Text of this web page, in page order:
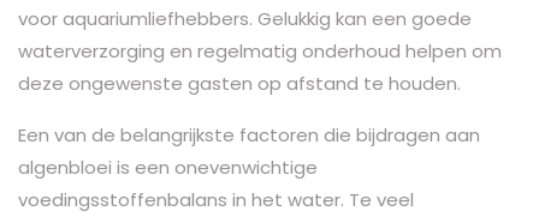
voor aquariumliefhebbers. Gelukkig kan een goede
waterverzorging en regelmatig onderhoud helpen om
deze ongewenste gasten op afstand te houden.
Een van de belangrijkste factoren die bijdragen aan
algenbloei is een onevenwichtige
voedingsstoffenbalans in het water. Te veel